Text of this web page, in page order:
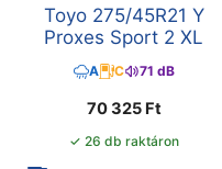
Toyo 275/45R21 Y
Proxes Sport 2 XL
A C 71 dB
70 325 Ft
✓ 26 db raktáron